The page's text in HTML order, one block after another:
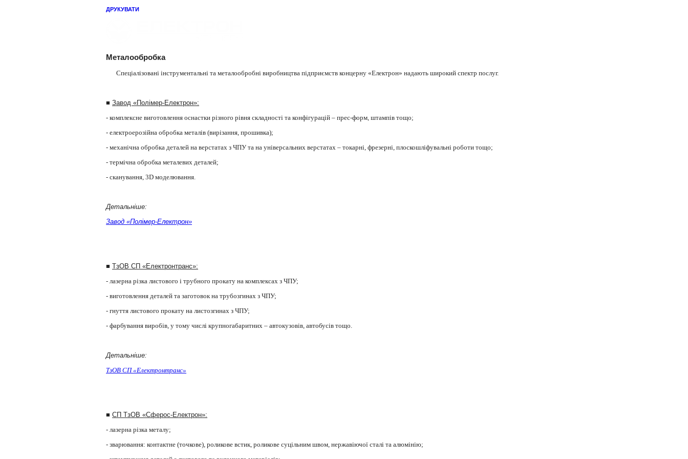
ДРУКУВАТИ
Металообробка
Спеціалізовані інструментальні та металообробні виробництва підприємств концерну «Електрон» надають широкий спектр послуг.
■ Завод «Полімер-Електрон»:
- комплексне виготовлення оснастки різного рівня складності та конфігурацій – прес-форм, штампів тощо;
- електроерозійна обробка металів (вирізання, прошивка);
- механічна обробка деталей на верстатах з ЧПУ та на універсальних верстатах – токарні, фрезерні, плоскошліфувальні роботи тощо;
- термічна обробка металевих деталей;
- сканування, 3D моделювання.
Детальніше:
Завод «Полімер-Електрон»
■ ТзОВ СП «Електронтранс»:
- лазерна різка листового і трубного прокату на комплексах з ЧПУ;
- виготовлення деталей та заготовок на трубозгинах з ЧПУ;
- гнуття листового прокату на листозгинах з ЧПУ;
- фарбування виробів, у тому числі крупногабаритних – автокузовів, автобусів тощо.
Детальніше:
ТзОВ СП «Електронтранс»
■ СП ТзОВ «Сферос-Електрон»:
- лазерна різка металу;
- зварювання: контактне (точкове), роликове встик, роликове суцільним швом, нержавіючої сталі та алюмінію;